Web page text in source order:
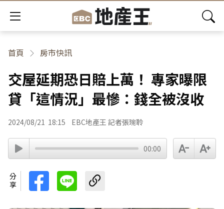
首頁 房市快訊
交屋延期恐日賠上萬！ 專家曝限
貸「這情況」最慘：錢全被沒收
2024/08/21 18:15 EBC地產王 記者張琬聆
00:00
分享